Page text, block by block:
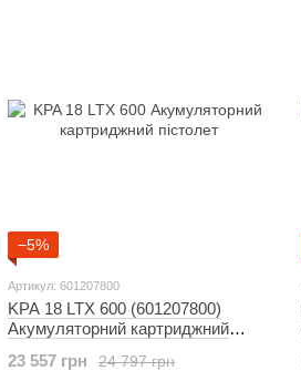
−5%
Артикул: 601207800
KPA 18 LTX 600 (601207800)
Акумуляторний картриджний
24 797 грн
23 557 грн